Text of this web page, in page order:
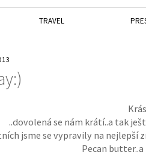
TRAVEL
..dovolená se nám krátí..a tak
jsme se vypravily na nejlepší
Pecan